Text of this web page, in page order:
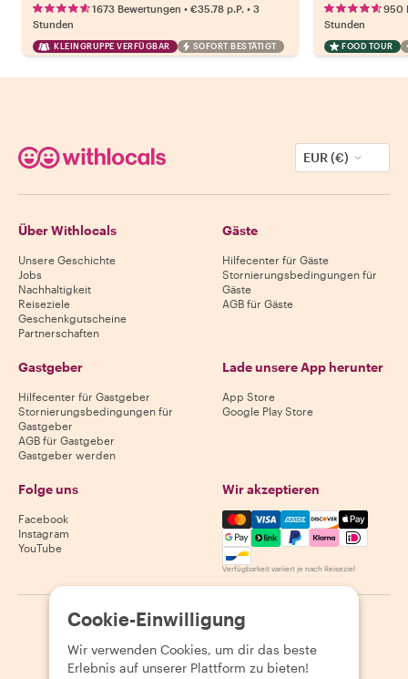
1673 Bewertungen • €35.78 p.P. • 3
Stunden
KLEINGRUPPE VERFÜGBAR SOFORT BESTÄTIGT
950
Stunden
FOOD TOUR
EUR (€)
Über Withlocals
Unsere Geschichte
Jobs
Nachhaltigkeit
Reiseziele
Geschenkgutscheine
Partnerschaften
Gäste
Hilfecenter für Gäste
Stornierungsbedingungen für
Gäste
AGB für Gäste
Gastgeber
Hilfecenter für Gastgeber
Stornierungsbedingungen für
Gastgeber
AGB für Gastgeber
Gastgeber werden
Lade unsere App herunter
App Store
Google Play Store
Folge uns
Facebook
Instagram
YouTube
Wir akzeptieren
Mastercard, Visa, Amex,
Verfügbarkeit variiert je nach Reiseziel
2026 Withlocals.com | Datenschutzerklärung
Seitenübersicht
Cookie-Einwilligung
Wir verwenden Cookies, um dir das beste
Erlebnis auf unserer Plattform zu bieten!